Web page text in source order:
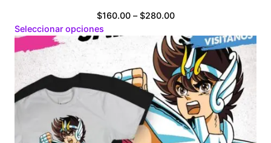
$160.00 – $280.00Price
$160.00
through
$280.00
Seleccionar opciones